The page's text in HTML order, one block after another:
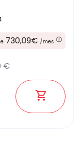
730,09€ /mes
€